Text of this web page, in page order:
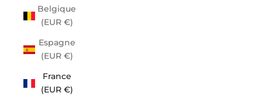
Belgique
(EUR €)
Espagne
(EUR €)
France
(EUR €)